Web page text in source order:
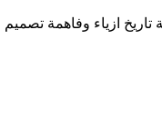
ازياء وفاهمة